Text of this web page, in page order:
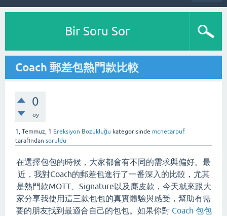
Bir Soru Sor
Coach 郵差包熱門款比較
0
oy
1, Temmuz, 1 Ereksiyon Bozukluğu kategorisinde mcnetarpuf
tarafından soruldu
在選擇包包的時候，大家都會有不同的需求與偏好。最
近，我對Coach的郵差包進行了一番深入的比較，尤其
是熱門款MOTT、Signature以及麂皮款，今天就來跟大
家分享我使用這三款包包的真實體驗與感受，幫助有需
要的朋友找到最適合自己的包包。如果你對 Coach 包包